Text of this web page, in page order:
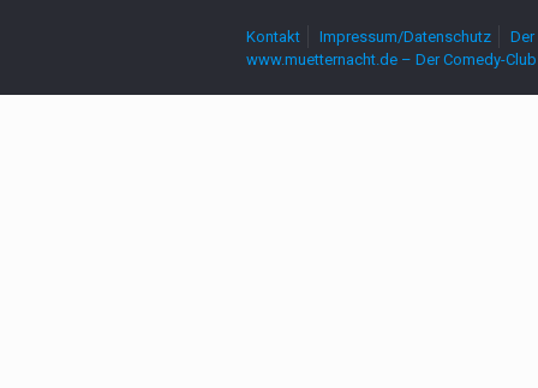
Kontakt Impressum/Datenschutz
www.muetternacht.de – Der Comedy-Club